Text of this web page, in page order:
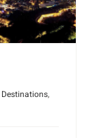
Destinations,